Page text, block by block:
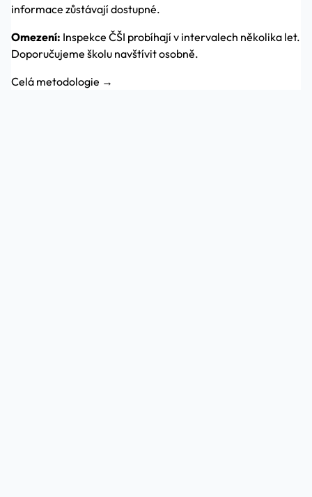
informace zůstávají dostupné.
Omezení: Inspekce ČŠI probíhají v intervalech několika let.
Doporučujeme školu navštívit osobně.
Celá metodologie →